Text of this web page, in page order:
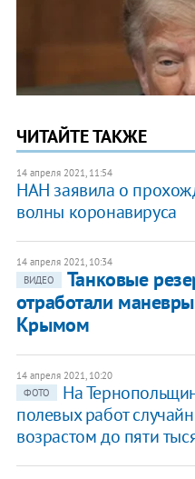
ЧИТАЙТЕ ТАКЖЕ
14 апреля 2021, 11:54
НАН заявила о
волны коронавируса
14 апреля 2021, 10:34
ВИДЕО
Танковые
отработали
Крымом
14 апреля 2021, 10:20
ФОТО
На
полевых работ
возрастом до пяти